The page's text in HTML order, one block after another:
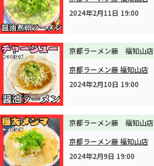
2024年2月11日 19:00
京都ラーメン藤 福知山店
京都ラーメン藤 福知山店
2024年2月10日 19:00
京都ラーメン藤 福知山店
京都ラーメン藤 福知山店
2024年2月9日 19:00